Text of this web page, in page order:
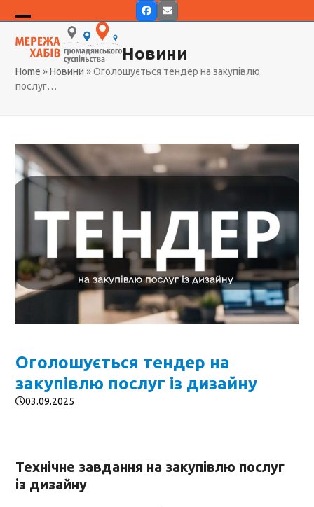
to
content
Facebook
Email
Open
mobile
menu
Close
mobile
menu
Новини
Home »Новини »Оголошується тендер на закупівлю
послуг…
Оголошується тендер на
закупівлю послуг із дизайну
03.09.2025
Технічне завдання на закупівлю послуг
із дизайну